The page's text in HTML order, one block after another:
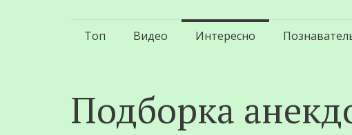
Перейти
Топ Видео Интересно
Подборка